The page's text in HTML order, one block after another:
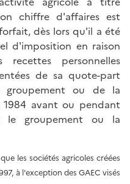
chiffre d'affaires est
dès lors qu'il a été
d'imposition en raison
personnelles
de sa quote-part
groupement ou de la
avant ou pendant
le groupement ou la
les sociétés agricoles créées
à l'exception des GAEC visés